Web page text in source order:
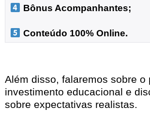
Bônus Acompanhantes;
Conteúdo 100% Online.
Além disso, falaremos sobre o
investimento educacional e
sobre expectativas realistas.